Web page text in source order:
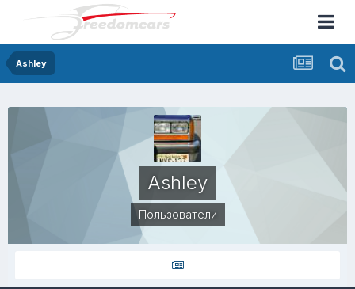
Ashley
Ashley
Пользователи